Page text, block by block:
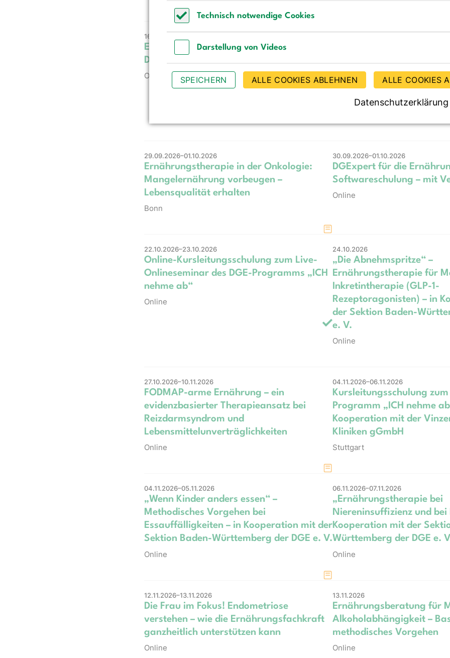
16.09.2026–18.09.2026
Ernährungstherapie und Validation bei
Demenz
Online
Mein Weg in die
Ernährungsberatung
Kooperation mit der
Württemberg der DGE e. V.
29.09.2026–01.10.2026
Ernährungstherapie in der Onkologie:
Mangelernährung vorbeugen –
Lebensqualität erhalten
Bonn
30.09.2026–01.10.2026
DGExpert für die
Softwareschulung – mit
Online
22.10.2026–23.10.2026
Online-Kursleitungsschulung zum Live-
Onlineseminar des DGE-Programms „ICH
nehme ab“
Online
24.10.2026
„Die Abnehmspritze“ –
Ernährungstherapie für
Inkretintherapie (GLP-1-
Rezeptoragonisten) – in
der Sektion Baden-
e. V.
Online
27.10.2026–10.11.2026
FODMAP-arme Ernährung – ein
evidenzbasierter Therapieansatz bei
Reizdarmsyndrom und
Lebensmittelunverträglichkeiten
Online
04.11.2026–06.11.2026
Kursleitungsschulung zum
Programm „ICH nehme
Kooperation mit der
Kliniken gGmbH
Stuttgart
04.11.2026–05.11.2026
„Wenn Kinder anders essen“ –
Methodisches Vorgehen bei
Essauffälligkeiten – in Kooperation mit der
Sektion Baden-Württemberg der DGE e. V.
Online
06.11.2026–07.11.2026
„Ernährungstherapie bei
Niereninsuffizienz und bei
Kooperation mit der
Württemberg der DGE e.
Online
12.11.2026–13.11.2026
Die Frau im Fokus! Endometriose
verstehen – wie die Ernährungsfachkraft
ganzheitlich unterstützen kann
Online
13.11.2026
Ernährungsberatung für
Alkoholabhängigkeit –
methodisches Vorgehen
Online
Technisch notwendige Cookies
Darstellung von Videos
SPEICHERN
ALLE COOKIES ABLEHNEN ALLE COOKIES
Datenschutzerklärung